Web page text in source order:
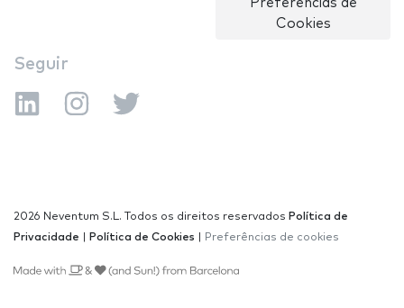
Preferencias de
Cookies
Seguir
2026 Neventum S.L. Todos os direitos reservados Política de
Privacidade
Política de Cookies Preferências de cookies